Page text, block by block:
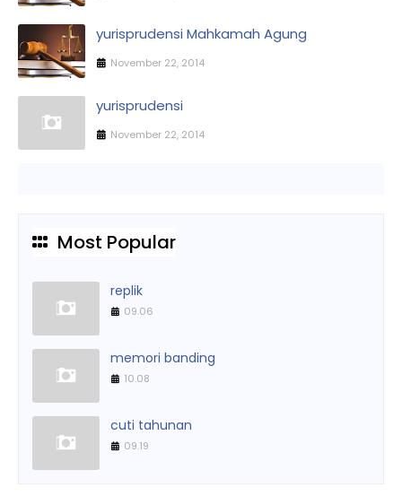
yurisprudensi Mahkamah Agung
November 22, 2014
yurisprudensi
November 22, 2014
Most Popular
replik
09.06
memori banding
10.08
cuti tahunan
09.19